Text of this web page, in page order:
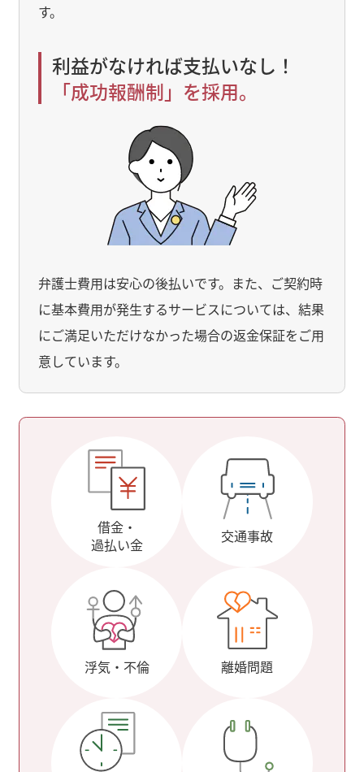
す。
利益がなければ支払いなし！
「成功報酬制」を採用。
弁護士費用は安心の後払いです。また、ご契約時
に基本費用が発生するサービスについては、結果
にご満足いただけなかった場合の返金保証をご用
意しています。
借金・
過払い金
交通事故
浮気・不倫 離婚問題